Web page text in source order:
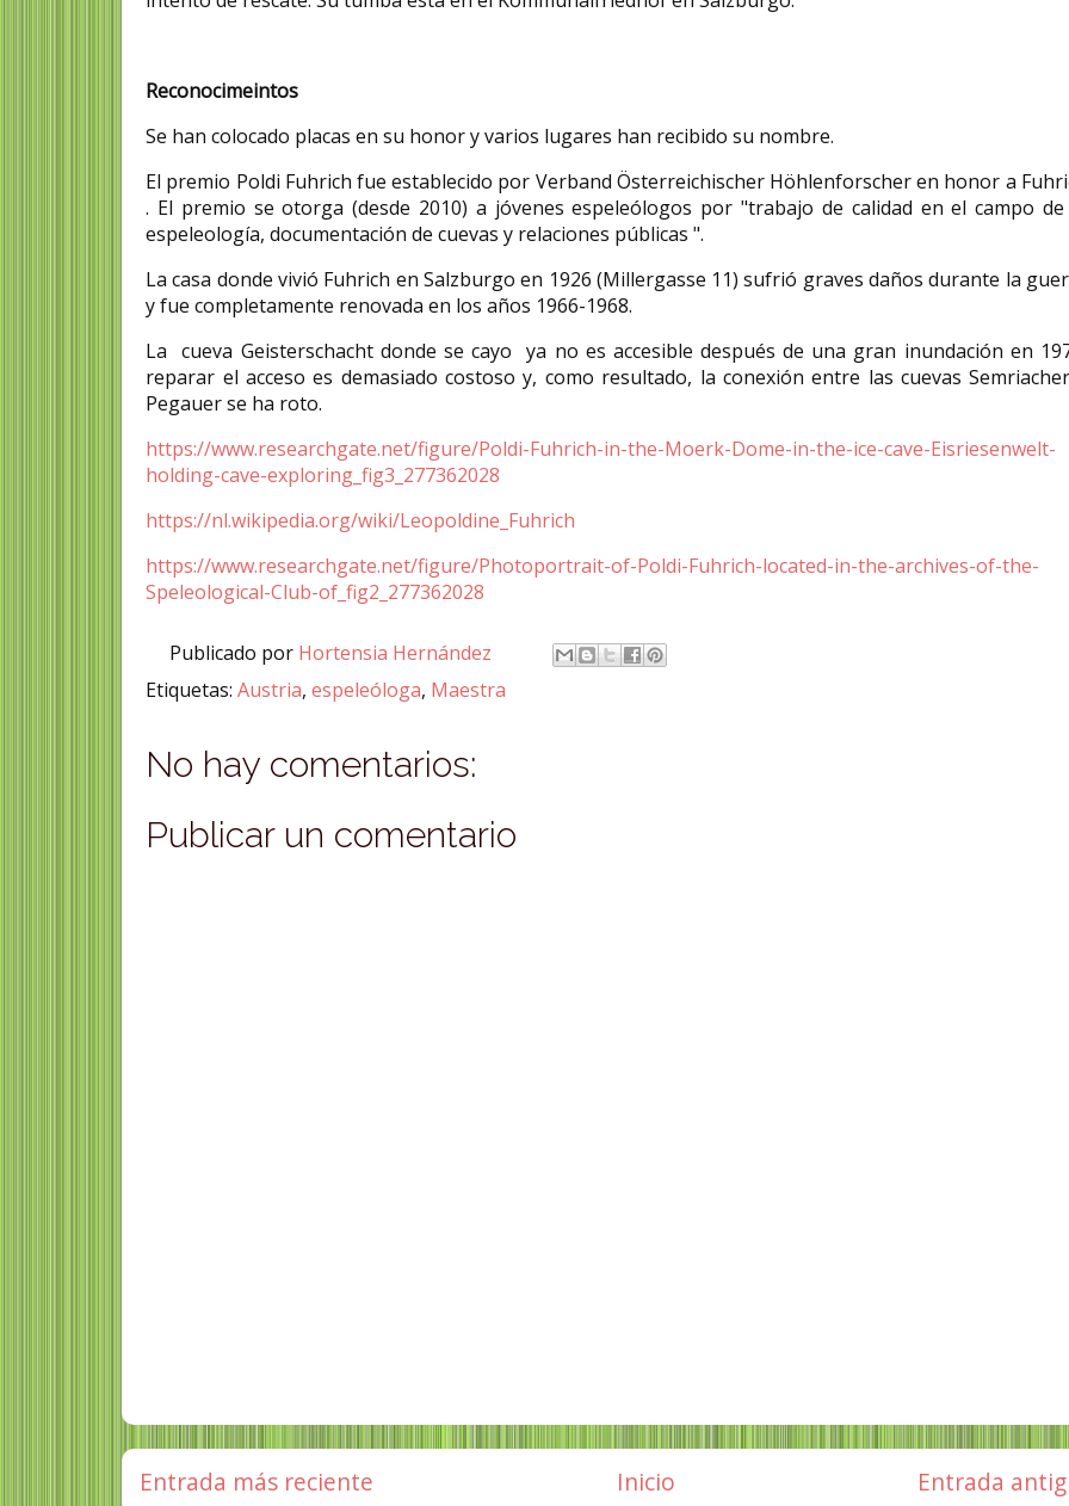
Reconocimeintos
Se han colocado placas en su honor y varios lugares han recibido su nombre.
El premio Poldi Fuhrich fue establecido por Verband Österreichischer Höhlenforscher en honor a
. El premio se otorga (desde 2010) a jóvenes espeleólogos por "trabajo de calidad en el campo
espeleología, documentación de cuevas y relaciones públicas ".
La casa donde vivió Fuhrich en Salzburgo en 1926 (Millergasse 11) sufrió graves daños durante la
y fue completamente renovada en los años 1966-1968.
La cueva Geisterschacht donde se cayo ya no es accesible después de una gran inundación en
reparar el acceso es demasiado costoso y, como resultado, la conexión entre las cuevas
Pegauer se ha roto.
https://www.researchgate.net/figure/Poldi-Fuhrich-in-the-Moerk-Dome-in-the-ice-cave-Eisriesenwelt-
holding-cave-exploring_fig3_277362028
https://nl.wikipedia.org/wiki/Leopoldine_Fuhrich
https://www.researchgate.net/figure/Photoportrait-of-Poldi-Fuhrich-located-in-the-archives-of-the-
Speleological-Club-of_fig2_277362028
Publicado por Hortensia Hernández
Etiquetas:Austria,espeleóloga, Maestra
No hay comentarios:
Publicar un comentario
Entrada más reciente Entrada
Inicio